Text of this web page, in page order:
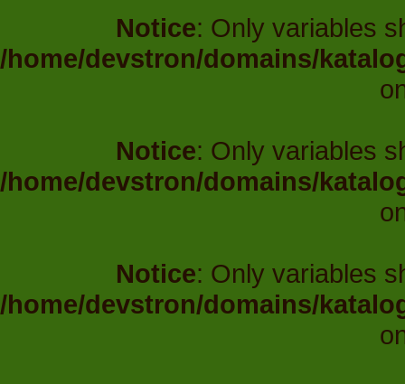
Notice: Only variables
/home/devstron/domains/
Notice: Only variables
/home/devstron/domains/
Notice: Only variables
/home/devstron/domains/